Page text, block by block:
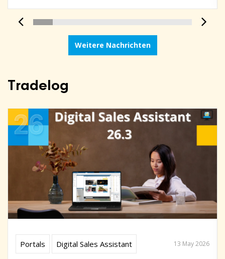
Weitere Nachrichten
Tradelog
Portals Digital Sales Assistant 13 May 2026